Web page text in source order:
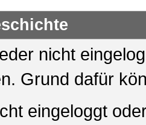
nicht
Grund dafür
eingeloggt